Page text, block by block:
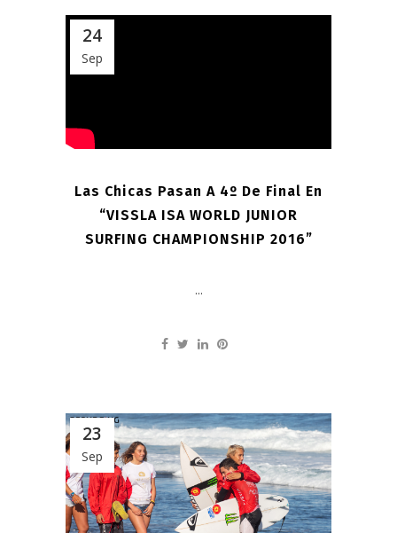
24
Sep
Las Chicas Pasan A 4º De Final En
“VISSLA ISA WORLD JUNIOR
SURFING CHAMPIONSHIP 2016”
...
23
Sep